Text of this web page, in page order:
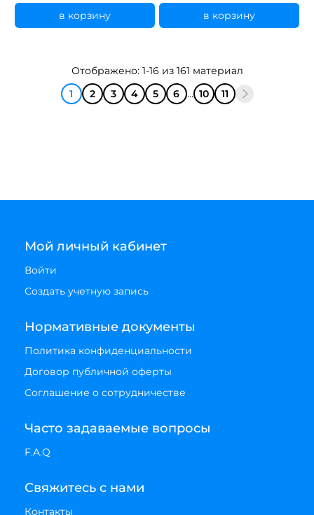
в корзину в корзину
Отображено: 1-16 из 161 материал
1
2 3 4 5 6 ... 10 11
Мой личный кабинет
Войти
Создать учетную запись
Нормативные документы
Политика конфиденциальности
Договор публичной оферты
Соглашение о сотрудничестве
Часто задаваемые вопросы
F.A.Q
Свяжитесь с нами
Контакты